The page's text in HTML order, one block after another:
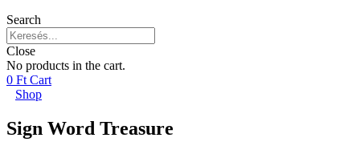
Search
Close
No products in the cart.
0 Ft Cart
Shop
Sign Word Treasure